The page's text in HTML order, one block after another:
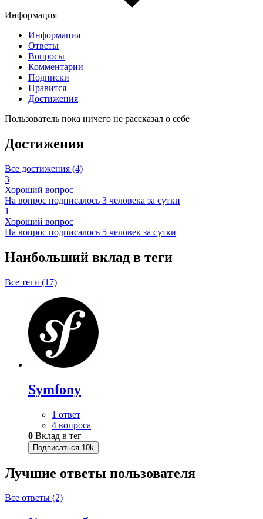
Информация
Информация
Ответы
Вопросы
Комментарии
Подписки
Нравится
Достижения
Пользователь пока ничего не рассказал о себе
Достижения
Все достижения (4)
3
Хороший вопрос
На вопрос подписалось 3 человека за сутки
1
Хороший вопрос
На вопрос подписалось 5 человек за сутки
Наибольший вклад в теги
Все теги (17)
Symfony
1 ответ
4 вопроса
0 Вклад в тег
Подписаться 10k
Лучшие ответы пользователя
Все ответы (2)